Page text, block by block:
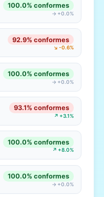
100.0% conformes
→ +0.0%
92.9% conformes
↘ -0.6%
100.0% conformes
→ +0.0%
93.1% conformes
↗ +3.1%
100.0% conformes
↗ +8.0%
100.0% conformes
→ +0.0%